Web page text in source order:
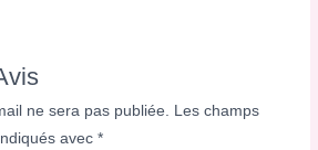
ne sera pas publiée. Les champs
avec*